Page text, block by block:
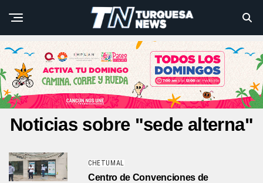
Noticias sobre "sede alterna"
CHETUMAL
Centro de Convenciones de